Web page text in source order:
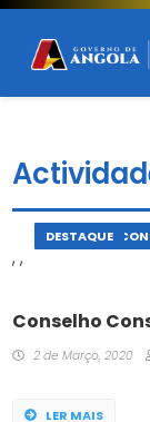
AGENDADOS
,
CONSELHO
,
DESTAQUE
Conselho
2 de Março, 2020
LER MAIS